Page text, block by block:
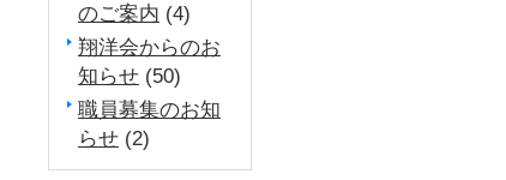
のご案内 (4)
翔洋会からのお
知らせ (50)
職員募集のお知
らせ (2)